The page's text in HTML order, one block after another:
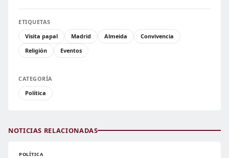
ETIQUETAS
Visita papal
Madrid Almeida
Convivencia
Religión
Eventos
CATEGORÍA
Política
NOTICIAS RELACIONADAS
POLÍTICA